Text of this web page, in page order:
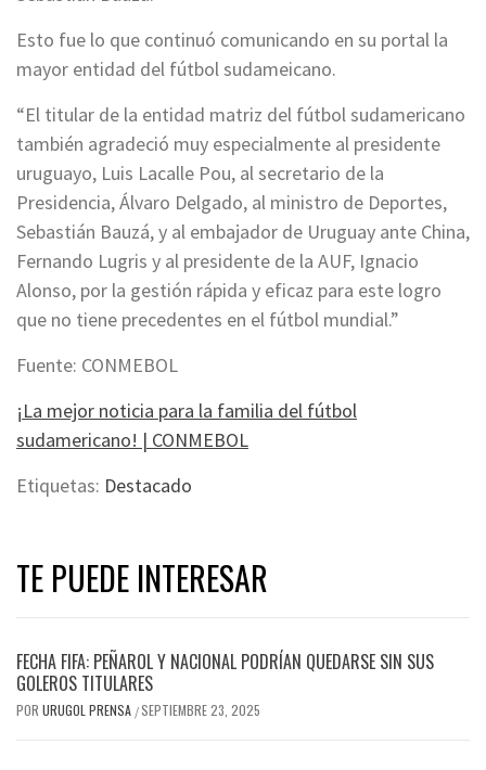
Esto fue lo que continuó comunicando en su portal la
mayor entidad del fútbol sudameicano.
“El titular de la entidad matriz del fútbol sudamericano
también agradeció muy especialmente al presidente
uruguayo, Luis Lacalle Pou, al secretario de la
Presidencia, Álvaro Delgado, al ministro de Deportes,
Sebastián Bauzá, y al embajador de Uruguay ante China,
Fernando Lugris y al presidente de la AUF, Ignacio
Alonso, por la gestión rápida y eficaz para este logro
que no tiene precedentes en el fútbol mundial.”
Fuente: CONMEBOL
¡La mejor noticia para la familia del fútbol
sudamericano! | CONMEBOL
Etiquetas: Destacado
TE PUEDE INTERESAR
FECHA FIFA: PEÑAROL Y NACIONAL PODRÍAN QUEDARSE SIN SUS
GOLEROS TITULARES
POR URUGOL PRENSA /SEPTIEMBRE 23, 2025